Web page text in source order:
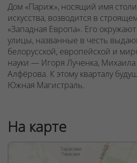
Дом «Париж», носящий имя
искусства, возводится в
«Западная Европа». Его
улицы, названные в честь
белорусской, европейской и
науки — Игоря Лученка,
Алфёрова. К этому кварталу
Южная Магистраль.
Если вы давно мечтали
обязательно стоит выбрать для
Каждый квартал комплекса
градостроительной концепции
которая ещё вчера могла
На карте